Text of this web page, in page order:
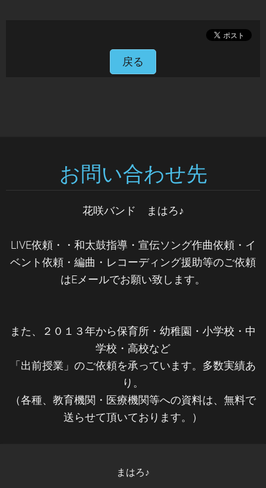
戻る
お問い合わせ先
花咲バンド まはろ♪
LIVE依頼・・和太鼓指導・宣伝ソング作曲依頼・イ
ベント依頼・編曲・レコーディング援助等のご依頼
はEメールでお願い致します。
また、２０１３年から保育所・幼稚園・小学校・中
学校・高校など
「出前授業」のご依頼を承っています。多数実績あ
り。
（各種、教育機関・医療機関等への資料は、無料で
送らせて頂いております。）
まはろ♪